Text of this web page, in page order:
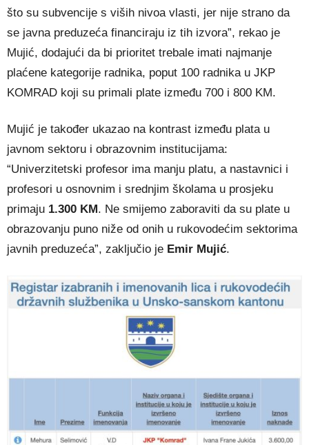
što su subvencije s viših nivoa vlasti, jer nije strano da
se javna preduzeća financiraju iz tih izvora”, rekao je
Mujić, dodajući da bi prioritet trebale imati najmanje
plaćene kategorije radnika, poput 100 radnika u JKP
KOMRAD koji su primali plate između 700 i 800 KM.
Mujić je također ukazao na kontrast između plata u
javnom sektoru i obrazovnim institucijama:
“Univerzitetski profesor ima manju platu, a nastavnici i
profesori u osnovnim i srednjim školama u prosjeku
primaju 1.300 KM. Ne smijemo zaboraviti da su plate u
obrazovanju puno niže od onih u rukovodećim sektorima
javnih preduzeća”, zaključio je Emir Mujić.